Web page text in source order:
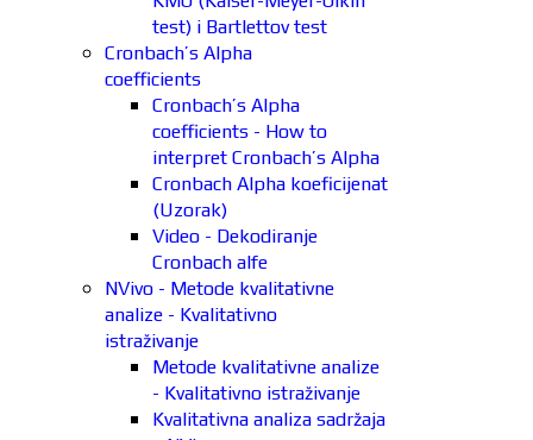
test) i Bartlettov test
Cronbach’s Alpha
coefficients
Cronbach’s Alpha
coefficients - How to
interpret Cronbach’s Alpha
Cronbach Alpha koeficijenat
(Uzorak)
Video - Dekodiranje
Cronbach alfe
NVivo - Metode kvalitativne
analize - Kvalitativno
istraživanje
Metode kvalitativne analize
- Kvalitativno istraživanje
Kvalitativna analiza sadržaja